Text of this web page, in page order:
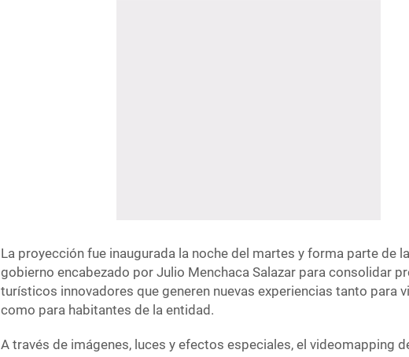
La proyección fue inaugurada la noche del martes y forma parte de
gobierno encabezado por Julio Menchaca Salazar para consolidar
turísticos innovadores que generen nuevas experiencias tanto para
como para habitantes de la entidad.
A través de imágenes, luces y efectos especiales, el videomapping